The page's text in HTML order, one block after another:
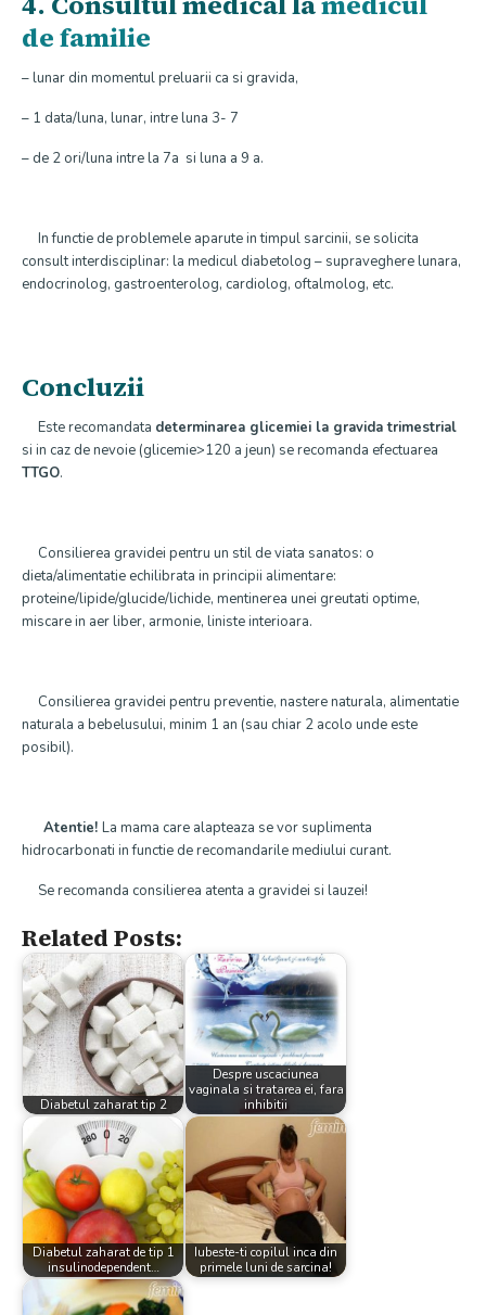
de familie
– lunar din momentul preluarii ca si gravida,
– 1 data/luna, lunar, intre luna 3- 7
– de 2 ori/luna intre la 7a si luna a 9 a.
In functie de problemele aparute in timpul sarcinii, se solicita
consult interdisciplinar: la medicul diabetolog – supraveghere lunara,
endocrinolog, gastroenterolog, cardiolog, oftalmolog, etc.
Concluzii
Este recomandata determinarea glicemiei la gravida trimestrial
si in caz de nevoie (glicemie>120 a jeun) se recomanda efectuarea
TTGO.
Consilierea gravidei pentru un stil de viata sanatos: o
dieta/alimentatie echilibrata in principii alimentare:
proteine/lipide/glucide/lichide, mentinerea unei greutati optime,
miscare in aer liber, armonie, liniste interioara.
Consilierea gravidei pentru preventie, nastere naturala, alimentatie
naturala a bebelusului, minim 1 an (sau chiar 2 acolo unde este
posibil).
Atentie! La mama care alapteaza se vor suplimenta
hidrocarbonati in functie de recomandarile mediului curant.
Se recomanda consilierea atenta a gravidei si lauzei!
Related Posts:
Diabetul zaharat tip 2
Despre uscaciunea
vaginala si tratarea ei, fara
inhibitii
Diabetul zaharat de tip 1
insulinodependent…
Iubeste-ti copilul inca din
primele luni de sarcina!